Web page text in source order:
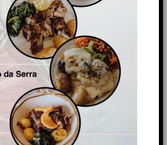
Matraquilhos… Autor:
Fernando Roldão
6 de Agosto de 2026
A marca Sporting em
todo o mundo está a
crescer atrás de
Ronaldo. Autor: Paulo
Freitas do Amaral
5 de Agosto de 2026
Falso crescimento…
Autor: Nuno Pereira
1 de Agosto de 2026